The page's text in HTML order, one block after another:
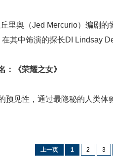
里奥（Jed Mercurio）编剧
其中饰演的探长DI Lindsay
：《荣耀之女》
预见性，通过最隐秘的人类体
上一页 1 2 3